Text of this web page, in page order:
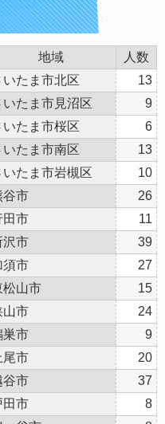
地域
人数
いたま市北区
13
いたま市見沼区
9
いたま市桜区
6
いたま市南区
13
いたま市岩槻区
10
谷市
26
田市
11
沢市
39
須市
27
松山市
15
山市
24
巣市
9
尾市
20
谷市
37
田市
8